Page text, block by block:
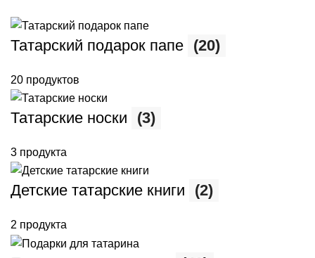
Татарский подарок папе (20)
20 продуктов
Татарские носки (3)
3 продукта
Детские татарские книги (2)
2 продукта